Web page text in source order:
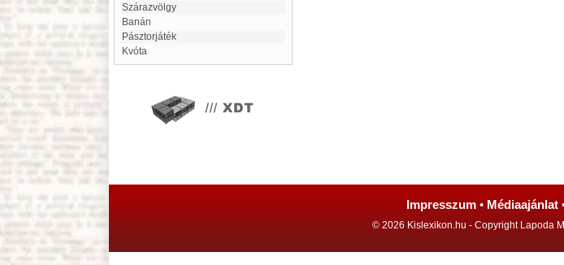
Szárazvölgy
banán
Pásztorjáték
Kvóta
Impresszum • Médiaajánlat
© 2026 Kislexikon.hu - Copyright Lapoda